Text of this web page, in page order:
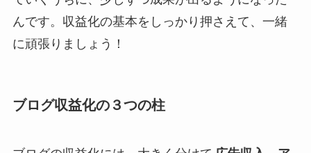
んです。収益化の基本をしっかり押さえて、一緒
に頑張りましょう！
ブログ収益化の３つの柱